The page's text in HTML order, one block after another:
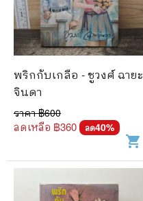
พริกกับเกลือ - ชูวงศ์ ฉายะ
จินดา
ราคา ฿600
ลดเหลือ ฿360 ลด40%
shopping_cart